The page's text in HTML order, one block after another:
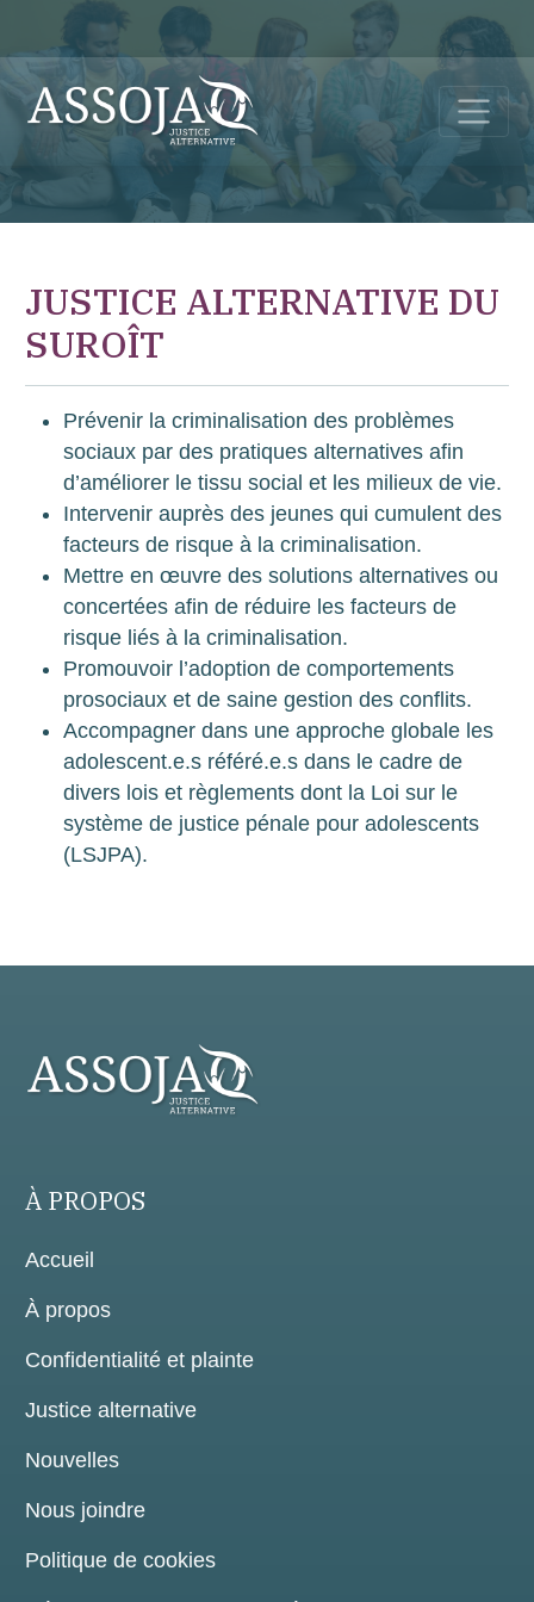
JUSTICE ALTERNATIVE DU
SUROÎT
Prévenir la criminalisation des problèmes
sociaux par des pratiques alternatives afin
d’améliorer le tissu social et les milieux de vie.
Intervenir auprès des jeunes qui cumulent des
facteurs de risque à la criminalisation.
Mettre en œuvre des solutions alternatives ou
concertées afin de réduire les facteurs de
risque liés à la criminalisation.
Promouvoir l’adoption de comportements
prosociaux et de saine gestion des conflits.
Accompagner dans une approche globale les
adolescent.e.s référé.e.s dans le cadre de
divers lois et règlements dont la Loi sur le
système de justice pénale pour adolescents
(LSJPA).
À PROPOS
Accueil
À propos
Confidentialité et plainte
Justice alternative
Nouvelles
Nous joindre
Politique de cookies